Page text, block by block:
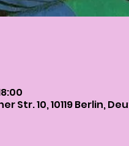
Str. 10, 10119 Berlin,